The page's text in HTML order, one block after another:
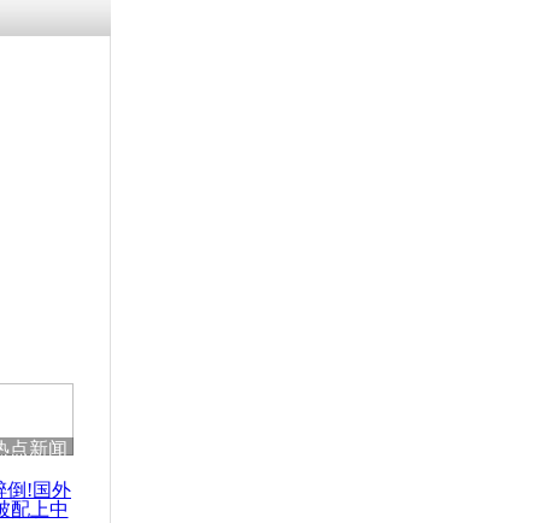
点新闻
倒!国外
配上中